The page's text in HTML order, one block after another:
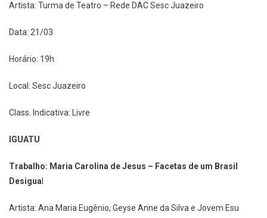
Artista: Turma de Teatro – Rede DAC Sesc Juazeiro
Data: 21/03
Horário: 19h
Local: Sesc Juazeiro
Class. Indicativa: Livre
IGUATU
Trabalho: Maria Carolina de Jesus – Facetas de um Brasil
Desigua
Artista: Ana Maria Eugênio, Geyse Anne da Silva e Jovem Esu